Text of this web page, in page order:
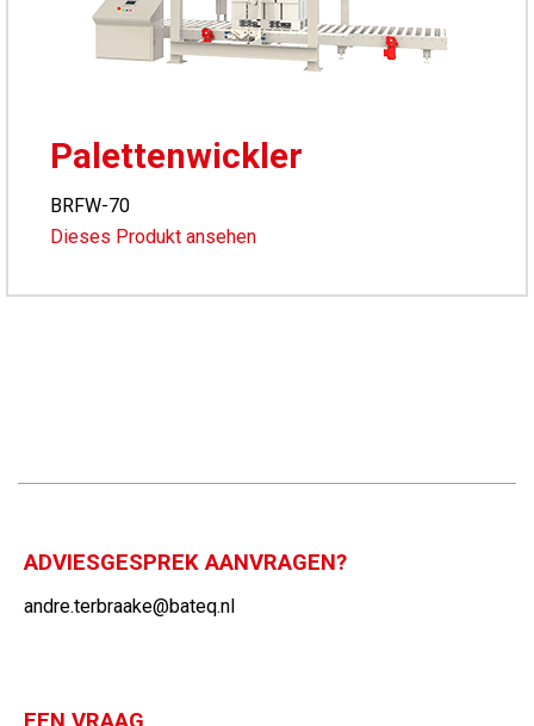
Palettenwickler
BRFW-70
Dieses Produkt ansehen
ADVIESGESPREK AANVRAGEN?
andre.terbraake@bateq.nl